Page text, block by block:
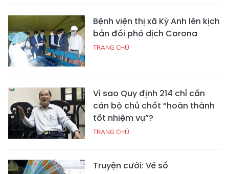
Bệnh viện thị xã Kỳ Anh lên kịch
bản đối phó dịch Corona
TRANG CHỦ
Vì sao Quy định 214 chỉ cần
cán bộ chủ chốt “hoàn thành
tốt nhiệm vụ”?
TRANG CHỦ
Truyện cười: Vé số